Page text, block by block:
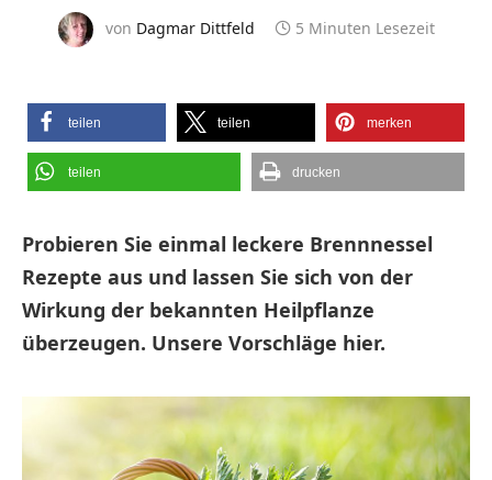
von Dagmar Dittfeld 5 Minuten Lesezeit
teilen teilen merken
teilen drucken
Probieren Sie einmal leckere Brennnessel
Rezepte aus und lassen Sie sich von der
Wirkung der bekannten Heilpflanze
überzeugen. Unsere Vorschläge hier.